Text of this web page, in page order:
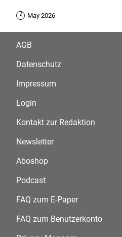
May 2026
AGB
Datenschutz
Impressum
Login
Kontakt zur Redaktion
Newsletter
Aboshop
Podcast
FAQ zum E-Paper
FAQ zum Benutzerkonto